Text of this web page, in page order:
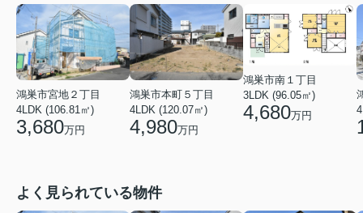
鴻巣市宮地２丁目
4LDK (106.81㎡)
3,680万円
鴻巣市本町５丁目
4LDK (120.07㎡)
4,980万円
鴻巣市南１丁目
3LDK (96.05㎡)
4,680万円
よく見られている物件